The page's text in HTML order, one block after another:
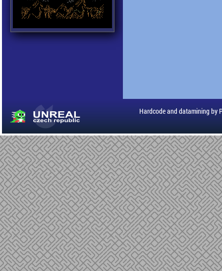
Hardcode and datamining by